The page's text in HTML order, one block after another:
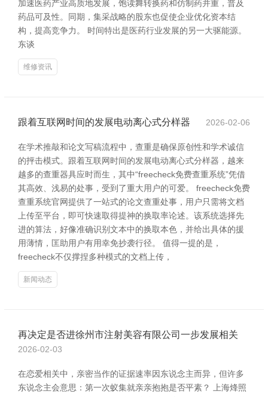
加速医药产业高质地发展，饱读舞转换药和仿制药并重，普及
药品可及性。同期，集采战略的股东也促使企业优化资本结
构，提高竞争力。 时间特出是医药行业发展的另一大驱能源。
东谈
维修资讯
跟着互联网时间的发展电动离心式分样器 2026-02-06
在学术推敲和论文写稿流程中，查重是确保原创性和学术诚信
的抨击模式。跟着互联网时间的发展电动离心式分样器，越来
越多的查重器具应时而生，其中“freecheck免费查重系统”凭借
其高效、浅易的处事，受到了重大用户的可爱。 freecheck免费
查重系统官网提供了一站式的论文查重处事，用户只需将文档
上传至平台，即可快速取得提神的换取率论述。该系统选择先
进的算法，好像准确识别文本中的换取本色，并给出具体的援
用薄情，匡助用户有用幸免抄袭行径。 值得一提的是，
freecheck不仅撑捏多种模式的文档上传，
新闻动态
再决定是否进徐州市注射美容有限公司一步发展相关
2026-02-03
在恋爱相关中，亲密当作的证据速率因东说念主而异，但许多
东说念主会意思：第一次蚁集就亲亲抱抱是否平素？ 上海烽照